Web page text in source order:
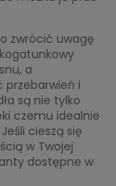
zwrócić uwagę
a
przebarwień i
są nie tylko
czemu idealnie
cieszą się
w Twojej
dostępne w